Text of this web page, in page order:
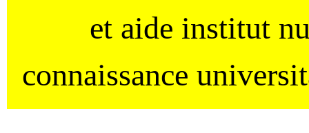
et aide institut
connaissance